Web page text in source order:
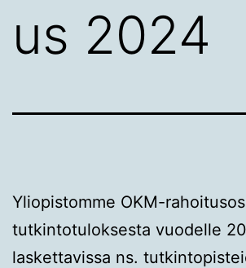
us 2024
Yliopistomme OKM-
tutkintotuloksesta vuodelle
laskettavissa ns.